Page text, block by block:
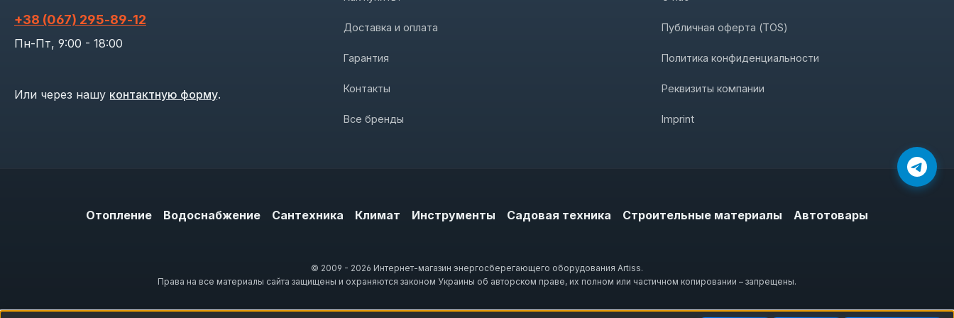
+38 (067) 295‑89‑12
Пн-Пт, 9:00 - 18:00
Или через нашу контактную форму.
Доставка и оплата
Гарантия
Контакты
Все бренды
Публичная оферта (TOS)
Политика конфиденциальности
Реквизиты компании
Imprint
Отопление Водоснабжение Сантехника Климат Инструменты Садовая техника Строительные материалы Автотовары
© 2009 - 2026 Интернет-магазин энергосберегающего оборудования Artiss.
Права на все материалы сайта защищены и охраняются законом Украины об авторском праве, их полном или частичном копировании – запрещены.